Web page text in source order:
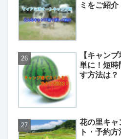
ミをご紹介
【キャン
単に！短時
す方法は？
花の里キャ
ト・予約